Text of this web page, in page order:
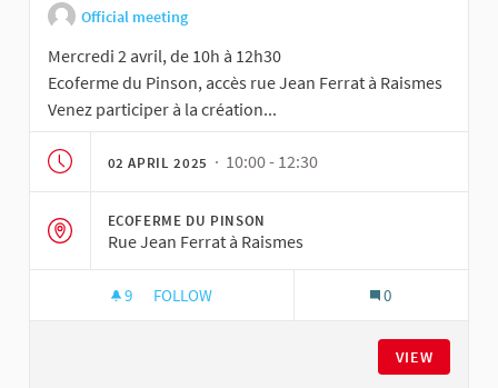
Official meeting
Mercredi 2 avril, de 10h à 12h30
Ecoferme du Pinson, accès rue Jean Ferrat à Raismes
Venez participer à la création...
02 APRIL 2025 · 10:00 - 12:30
ECOFERME DU PINSON
Rue Jean Ferrat à Raismes
9 9 FOLLOWERS
FOLLOW 0
VIEW